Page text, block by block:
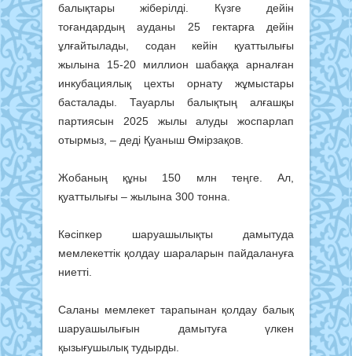
балықтары жіберілді. Күзге дейін
тоғандардың ауданы 25 гектарға дейін
ұлғайтылады, содан кейін қуаттылығы
жылына 15-20 миллион шабаққа арналған
инкубациялық цехты орнату жұмыстары
басталады. Тауарлы балықтың алғашқы
партиясын 2025 жылы алуды жоспарлап
отырмыз, – деді Қуаныш Өмірзақов.
Жобаның құны 150 млн теңге. Ал,
қуаттылығы – жылына 300 тонна.
Кәсіпкер шаруашылықты дамытуда
мемлекеттік қолдау шараларын пайдалануға
ниетті.
Саланы мемлекет тарапынан қолдау балық
шаруашылығын дамытуға үлкен
қызығушылық тудырды.